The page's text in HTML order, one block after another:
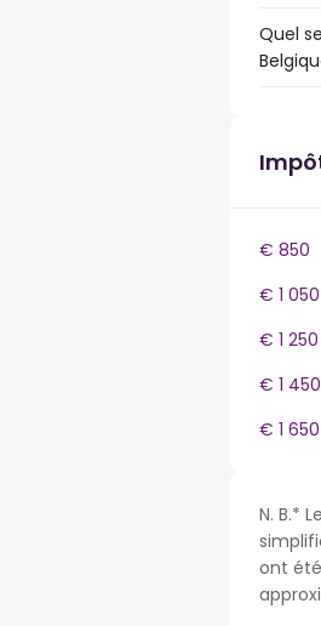
Quel
€ 850
€ 1 050
€ 1 250
€ 1 450
€ 1 650
N. B.*
ont